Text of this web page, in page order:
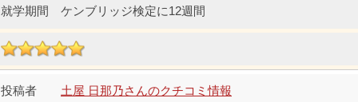
ケンブリッジ検定に12週間
土屋 日那乃さんのクチコミ情報